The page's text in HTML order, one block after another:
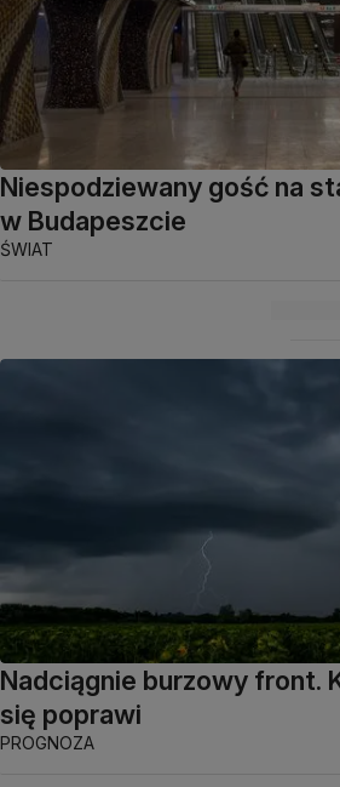
Niespodziewany gość na
w Budapeszcie
ŚWIAT
Nadciągnie burzowy front.
się poprawi
PROGNOZA